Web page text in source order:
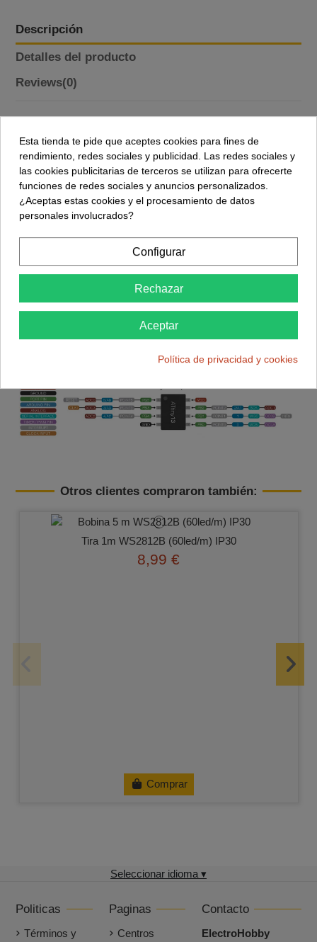
Descripción
Detalles del producto
Reviews(0)
El microcontroladorATtiny13A DIP8es la elección perfecta
para su próximo proyecto. Este microcontroladorAVR de 8
bits basado en RISC dealto rendimiento y bajo consumo
está repleto de características que incluyen memoriaflash
ISP de 1 kB, memoriaEEPROM de 64 bytes , memoria
SRAM de 64 bytes,6 líneas de entrada/salida
convertidor A/D de 10 bits.El ATtiny13A es
solución fiable para su próximo proyecto.
Voltaje de operación: 1,8 a 5,5Vdc
Frecuencia de operación: 20Mhz
Otros clientes compraron también:
Tira 1m WS2812B (60led/m) IP30
8,99 €
Comprar
Seleccionar idioma ▾
Politicas
Términos y
Paginas
Centros
Contacto
ElectroHobby
Esta tienda te pide que aceptes cookies para fines de
rendimiento, redes sociales y publicidad. Las redes sociales y
las cookies publicitarias de terceros se utilizan para ofrecerte
funciones de redes sociales y anuncios personalizados.
¿Aceptas estas cookies y el procesamiento de datos
personales involucrados?
Configurar
Rechazar
Aceptar
Política de privacidad y cookies